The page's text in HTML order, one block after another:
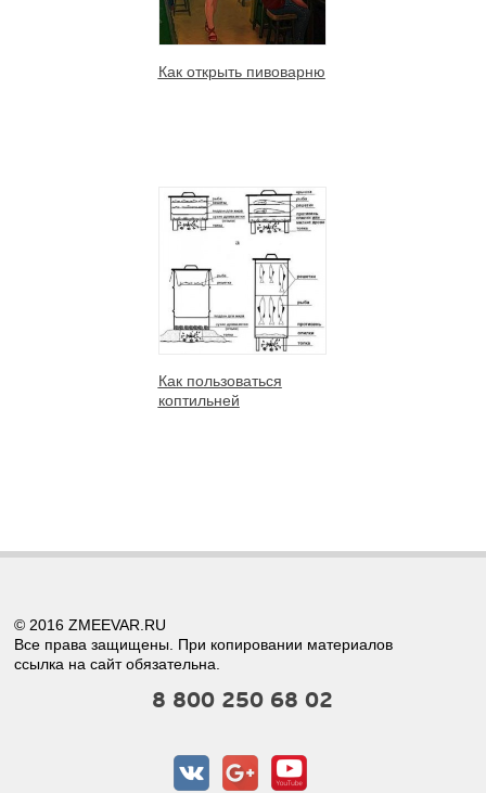
Как открыть пивоварню
Как пользоваться
коптильней
© 2016 ZMEEVAR.RU
Все права защищены. При копировании материалов
ссылка на сайт обязательна.
8 800 250 68 02